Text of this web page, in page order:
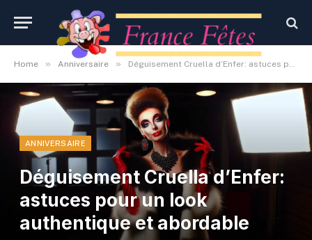
Home » Anniversaire » Déguisement Cruella d’Enfer: astuces pour un look authentique et abordable
ANNIVERSAIRE
Déguisement Cruella d’Enfer:
astuces pour un look
authentique et abordable